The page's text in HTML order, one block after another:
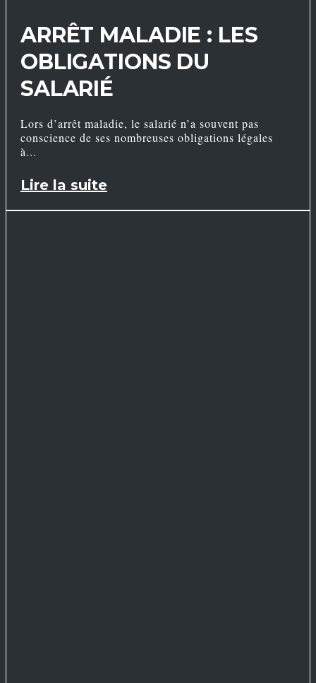
ARRÊT MALADIE : LES
OBLIGATIONS DU
SALARIÉ
Lors d’arrêt maladie, le salarié n’a souvent pas
conscience de ses nombreuses obligations légales
à
Lire la suite